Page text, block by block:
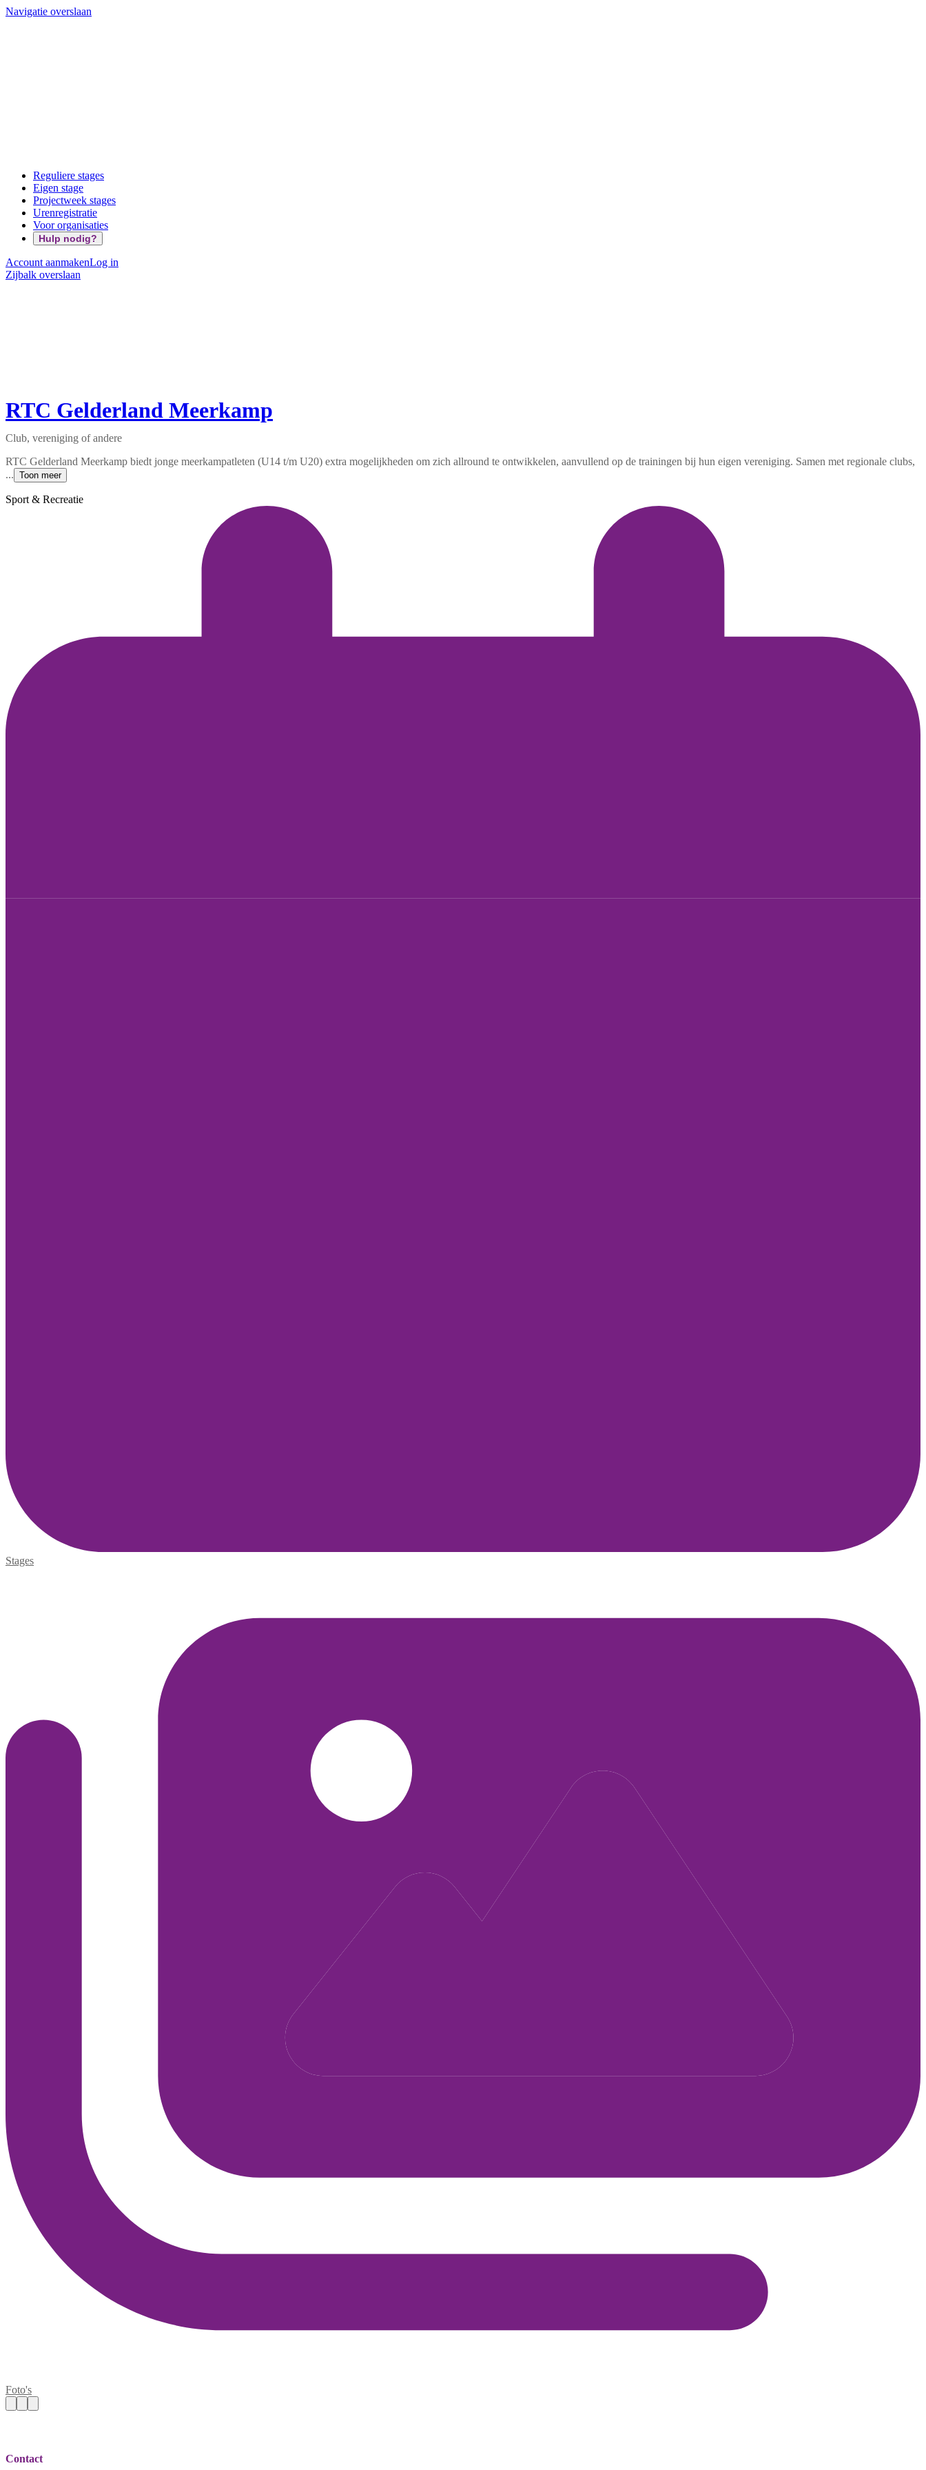
Navigatie overslaan
Reguliere stages
Eigen stage
Projectweek stages
Urenregistratie
Voor organisaties
Hulp nodig?
Account aanmakenLog in
Zijbalk overslaan
RTC Gelderland Meerkamp
Club, vereniging of andere
RTC Gelderland Meerkamp biedt jonge meerkampatleten (U14 t/m U20) extra mogelijkheden om zich allround te ontwikkelen, aanvullend op de trainingen bij hun eigen vereniging. Samen met regionale clubs,
... Toon meer
Sport & Recreatie
Stages
Foto's
Contact